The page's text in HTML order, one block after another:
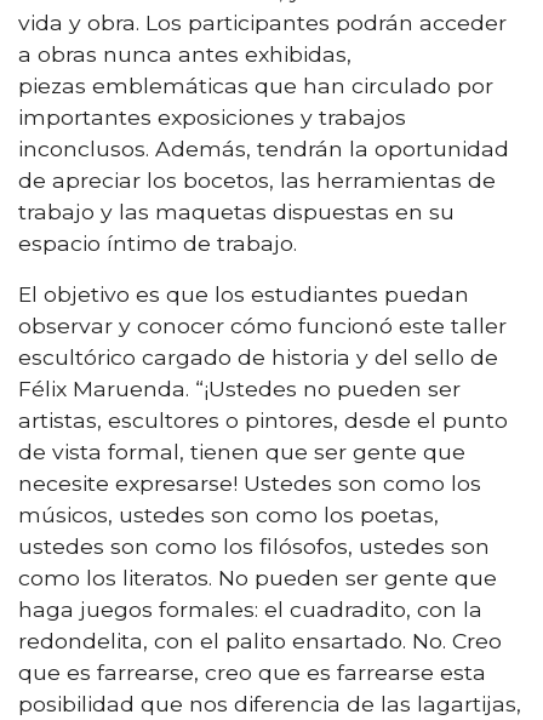
vida y obra. Los participantes podrán acceder
a obras nunca antes exhibidas,
piezas emblemáticas que han circulado por
importantes exposiciones y trabajos
inconclusos. Además, tendrán la oportunidad
de apreciar los bocetos, las herramientas de
trabajo y las maquetas dispuestas en su
espacio íntimo de trabajo.
El objetivo es que los estudiantes puedan
observar y conocer cómo funcionó este taller
escultórico cargado de historia y del sello de
Félix Maruenda. “¡Ustedes no pueden ser
artistas, escultores o pintores, desde el punto
de vista formal, tienen que ser gente que
necesite expresarse! Ustedes son como los
músicos, ustedes son como los poetas,
ustedes son como los filósofos, ustedes son
como los literatos. No pueden ser gente que
haga juegos formales: el cuadradito, con la
redondelita, con el palito ensartado. No. Creo
que es farrearse, creo que es farrearse esta
posibilidad que nos diferencia de las lagartijas,